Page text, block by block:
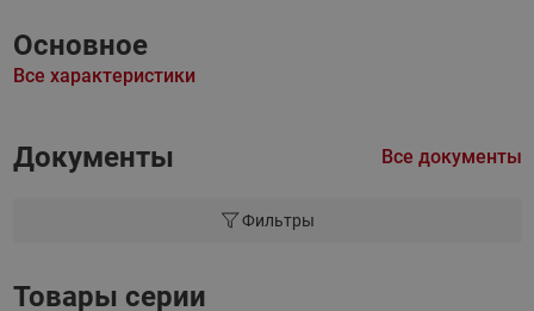
Основное
Все характеристики
Документы Все документы
Фильтры
Товары серии